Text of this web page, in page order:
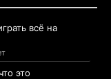
всё на
это